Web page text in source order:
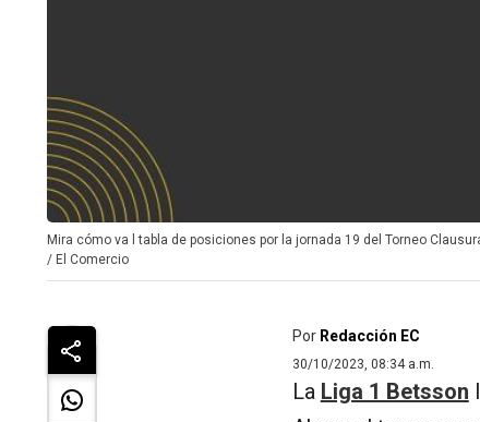
Mira cómo va l tabla de posiciones por la jornada 19 del Torneo
/ El Comercio
Por Redacción EC
30/10/2023, 08:34 a.m.
La Liga 1 Betsson